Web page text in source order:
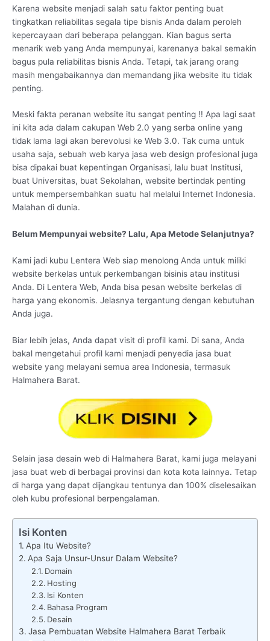
Karena website menjadi salah satu faktor penting buat
tingkatkan reliabilitas segala tipe bisnis Anda dalam peroleh
kepercayaan dari beberapa pelanggan. Kian bagus serta
menarik web yang Anda mempunyai, karenanya bakal semakin
bagus pula reliabilitas bisnis Anda. Tetapi, tak jarang orang
masih mengabaikannya dan memandang jika website itu tidak
penting.
Meski fakta peranan website itu sangat penting !! Apa lagi saat
ini kita ada dalam cakupan Web 2.0 yang serba online yang
tidak lama lagi akan berevolusi ke Web 3.0. Tak cuma untuk
usaha saja, sebuah web karya jasa web design profesional juga
bisa dipakai buat kepentingan Organisasi, lalu buat Institusi,
buat Universitas, buat Sekolahan, website bertindak penting
untuk mempersembahkan suatu hal melalui Internet Indonesia.
Malahan di dunia.
Belum Mempunyai website? Lalu, Apa Metode Selanjutnya?
Kami jadi kubu Lentera Web siap menolong Anda untuk miliki
website berkelas untuk perkembangan bisinis atau institusi
Anda. Di Lentera Web, Anda bisa pesan website berkelas di
harga yang ekonomis. Jelasnya tergantung dengan kebutuhan
Anda juga.
Biar lebih jelas, Anda dapat visit di profil kami. Di sana, Anda
bakal mengetahui profil kami menjadi penyedia jasa buat
website yang melayani semua area Indonesia, termasuk
Halmahera Barat.
Selain jasa desain web di Halmahera Barat, kami juga melayani
jasa buat web di berbagai provinsi dan kota kota lainnya. Tetap
di harga yang dapat dijangkau tentunya dan 100% diselesaikan
oleh kubu profesional berpengalaman.
Isi Konten
Apa Itu Website?
Apa Saja Unsur-Unsur Dalam Website?
Domain
Hosting
Isi Konten
Bahasa Program
Desain
Jasa Pembuatan Website Halmahera Barat Terbaik